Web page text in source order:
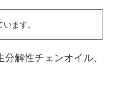
ます。
解性チェンオイル、